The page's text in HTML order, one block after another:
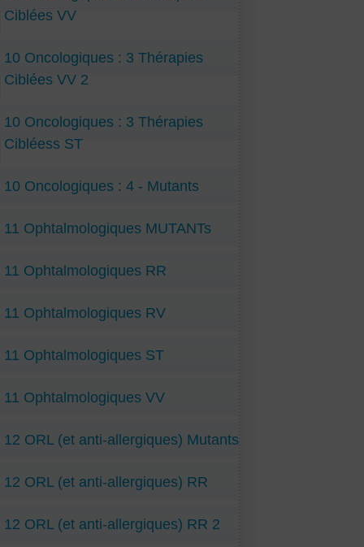
Ciblées VV
10 Oncologiques : 3 Thérapies
Ciblées VV 2
10 Oncologiques : 3 Thérapies
Cibléess ST
10 Oncologiques : 4 - Mutants
11 Ophtalmologiques MUTANTs
11 Ophtalmologiques RR
11 Ophtalmologiques RV
11 Ophtalmologiques ST
11 Ophtalmologiques VV
12 ORL (et anti-allergiques) Mutants
12 ORL (et anti-allergiques) RR
12 ORL (et anti-allergiques) RR 2